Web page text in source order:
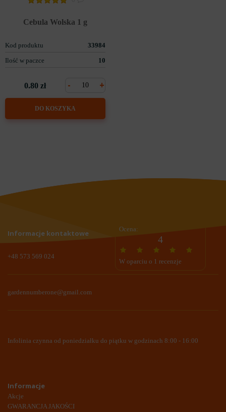
Cebula Wolska 1 g
Kod produktu
33984
Ilość w paczce
10
0.80 zł +
-
DO KOSZYKA
Informacje kontaktowe
+48 573 569 024
Ocena:
4
W oparciu o 1 recenzje
gardennumberone@gmail.com
Infolinia czynna od poniedziałku do piątku w godzinach 8:00 - 16:00
Informacje
Akcje
GWARANCJA JAKOŚCI